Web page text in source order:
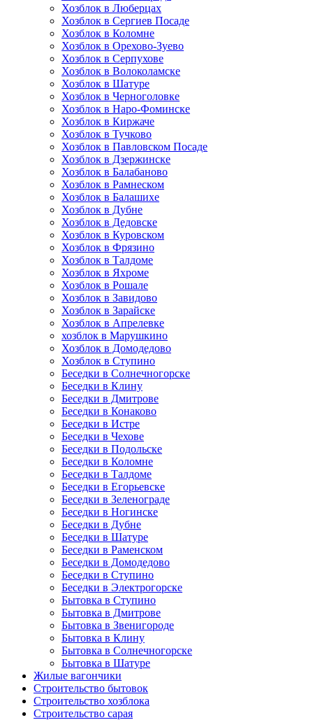
Хозблок в Люберцах
Хозблок в Сергиев Посаде
Хозблок в Коломне
Хозблок в Орехово-Зуево
Хозблок в Серпухове
Хозблок в Волоколамске
Хозблок в Шатуре
Хозблок в Черноголовке
Хозблок в Наро-Фоминске
Хозблок в Киржаче
Хозблок в Тучково
Хозблок в Павловском Посаде
Хозблок в Дзержинске
Хозблок в Балабаново
Хозблок в Рамнеском
Хозблок в Балашихе
Хозблок в Дубне
Хозблок в Дедовске
Хозблок в Куровском
Хозблок в Фрязино
Хозблок в Талдоме
Хозблок в Яхроме
Хозблок в Рошале
Хозблок в Завидово
Хозблок в Зарайске
Хозблок в Апрелевке
хозблок в Марушкино
Хозблок в Домодедово
Хозблок в Ступино
Беседки в Солнечногорске
Беседки в Клину
Беседки в Дмитрове
Беседки в Конаково
Беседки в Истре
Беседки в Чехове
Беседки в Подольске
Беседки в Коломне
Беседки в Талдоме
Беседки в Егорьевске
Беседки в Зеленограде
Беседки в Ногинске
Беседки в Дубне
Беседки в Шатуре
Беседки в Раменском
Беседки в Домодедово
Беседки в Ступино
Беседки в Электрогорске
Бытовка в Ступино
Бытовка в Дмитрове
Бытовка в Звенигороде
Бытовка в Клину
Бытовка в Солнечногорске
Бытовка в Шатуре
Жилые вагончики
Строительство бытовок
Строительство хозблока
Строительство сарая